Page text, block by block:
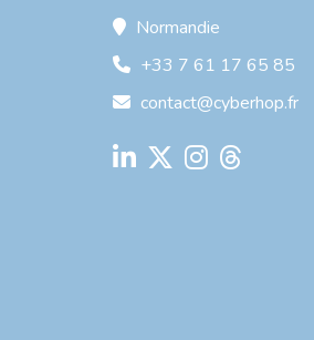
Normandie
+33 7 61 17 65 85
contact@cyberhop.fr